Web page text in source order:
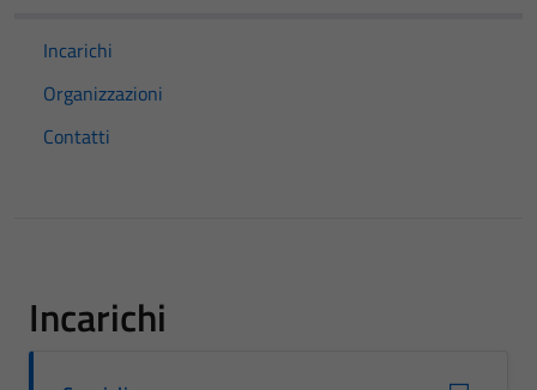
Incarichi
Organizzazioni
Contatti
Incarichi